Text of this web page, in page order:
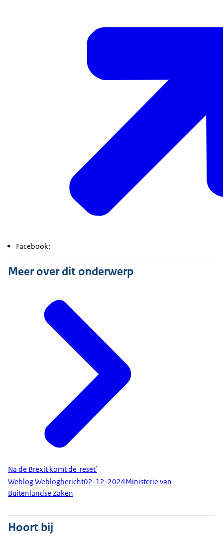
Facebook:
Meer over dit onderwerp
Na de Brexit komt de 'reset'
Weblog Weblogbericht02-12-2024Ministerie van
Buitenlandse Zaken
Hoort bij